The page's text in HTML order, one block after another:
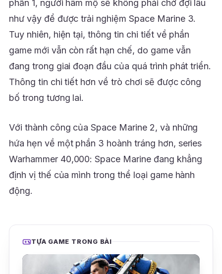
phần 1, người hâm mộ sẽ không phải chờ đợi lâu
như vậy để được trải nghiệm Space Marine 3.
Tuy nhiên, hiện tại, thông tin chi tiết về phần
game mới vẫn còn rất hạn chế, do game vẫn
đang trong giai đoạn đầu của quá trình phát triển.
Thông tin chi tiết hơn về trò chơi sẽ được công
bố trong tương lai.
Với thành công của Space Marine 2, và những
hứa hẹn về một phần 3 hoành tráng hơn, series
Warhammer 40,000: Space Marine đang khẳng
định vị thế của mình trong thể loại game hành
động.
TỰA GAME TRONG BÀI